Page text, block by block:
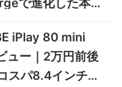
な書き
88,331円
実機
付き2
蔵庫
36,283円
5%オフ
34,469
で進化した本格
iPlay 80 mini
ュー｜2万円前後
スパ8.4インチ